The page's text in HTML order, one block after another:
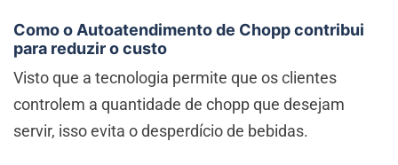
Como o Autoatendimento de Chopp contribui
para reduzir o custo
Visto que a tecnologia permite que os clientes
controlem a quantidade de chopp que desejam
servir, isso evita o desperdício de bebidas.